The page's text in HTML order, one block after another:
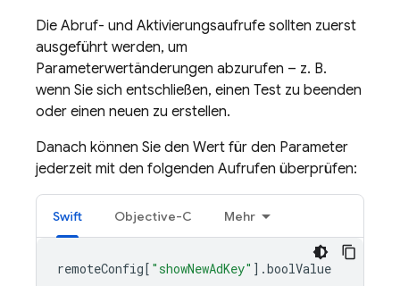
Die Abruf- und Aktivierungsaufrufe sollten zuerst
ausgeführt werden, um
Parameterwertänderungen abzurufen – z. B.
wenn Sie sich entschließen, einen Test zu beenden
oder einen neuen zu erstellen.
Danach können Sie den Wert für den Parameter
jederzeit mit den folgenden Aufrufen überprüfen:
Swift Objective-C Mehr
remoteConfig[ "showNewAdKey" ].boolValue